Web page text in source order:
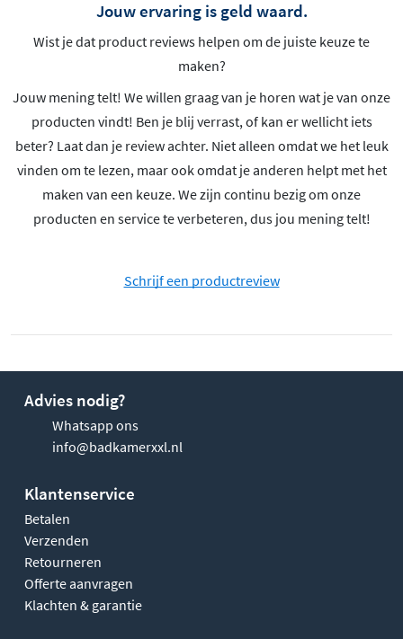
Jouw ervaring is geld waard.
Wist je dat product reviews helpen om de juiste keuze te
maken?
Jouw mening telt! We willen graag van je horen wat je van onze
producten vindt! Ben je blij verrast, of kan er wellicht iets
beter? Laat dan je review achter. Niet alleen omdat we het leuk
vinden om te lezen, maar ook omdat je anderen helpt met het
maken van een keuze. We zijn continu bezig om onze
producten en service te verbeteren, dus jou mening telt!
Schrijf een productreview
Advies nodig?
Whatsapp ons
info@badkamerxxl.nl
Klantenservice
Betalen
Verzenden
Retourneren
Offerte aanvragen
Klachten & garantie